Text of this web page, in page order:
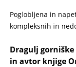
Poglobljena in
kompleksnih in
Dragulj
in avtor knjige